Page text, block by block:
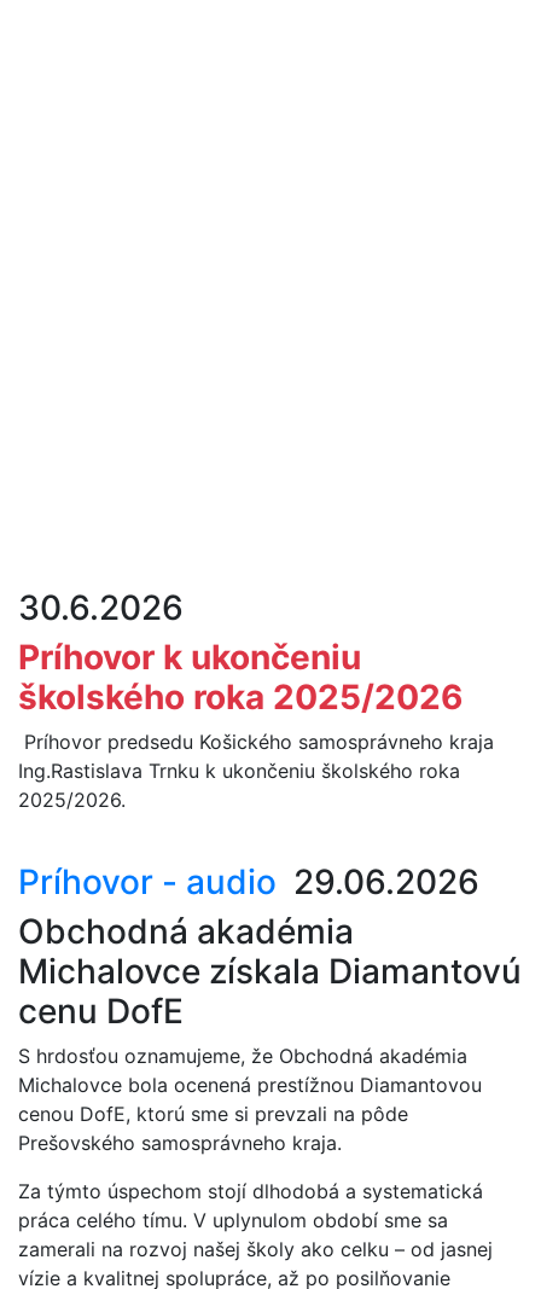
30.6.2026
Príhovor k ukončeniu
školského roka 2025/2026
Príhovor predsedu Košického samosprávneho kraja
Ing.Rastislava Trnku k ukončeniu školského roka
2025/2026.
Príhovor - audio 29.06.2026
Obchodná akadémia
Michalovce získala Diamantovú
cenu DofE
S hrdosťou oznamujeme, že Obchodná akadémia
Michalovce bola ocenená prestížnou Diamantovou
cenou DofE, ktorú sme si prevzali na pôde
Prešovského samosprávneho kraja.
Za týmto úspechom stojí dlhodobá a systematická
práca celého tímu. V uplynulom období sme sa
zamerali na rozvoj našej školy ako celku – od jasnej
vízie a kvalitnej spolupráce, až po posilňovanie